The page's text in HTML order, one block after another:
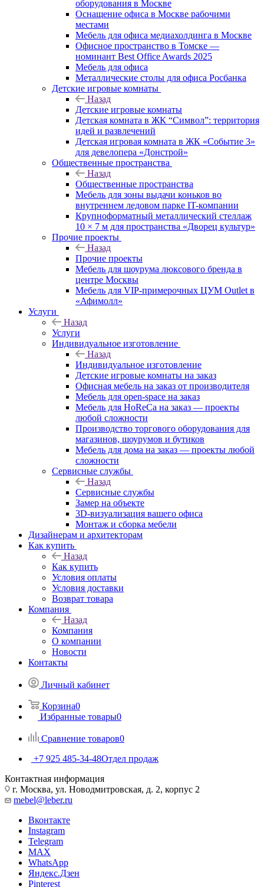
оборудования в Москве
Оснащение офиса в Москве рабочими
местами
Мебель для офиса медиахолдинга в Москве
Офисное пространство в Томске —
номинант Best Office Awards 2025
Мебель для офиса
Металлические столы для офиса Росбанка
Детские игровые комнаты
Назад
Детские игровые комнаты
Детская комната в ЖК “Символ”: территория
идей и развлечений
Детская игровая комната в ЖК «Событие 3»
для девелопера «Донстрой»
Общественные пространства
Назад
Общественные пространства
Мебель для зоны выдачи коньков во
внутреннем ледовом парке IT-компании
Крупноформатный металлический стеллаж
10 × 7 м для пространства «Дворец культур»
Прочие проекты
Назад
Прочие проекты
Мебель для шоурума люксового бренда в
центре Москвы
Мебель для VIP-примерочных ЦУМ Outlet в
«Афимолл»
Услуги
Назад
Услуги
Индивидуальное изготовление
Назад
Индивидуальное изготовление
Детские игровые комнаты на заказ
Офисная мебель на заказ от производителя
Мебель для open-space на заказ
Мебель для HoReCa на заказ — проекты
любой сложности
Производство торгового оборудования для
магазинов, шоурумов и бутиков
Мебель для дома на заказ — проекты любой
сложности
Сервисные службы
Назад
Сервисные службы
Замер на объекте
3D-визуализация вашего офиса
Монтаж и сборка мебели
Дизайнерам и архитекторам
Как купить
Назад
Как купить
Условия оплаты
Условия доставки
Возврат товара
Компания
Назад
Компания
О компании
Новости
Контакты
Личный кабинет
Корзина0
Избранные товары0
Сравнение товаров0
+7 925 485-34-48Отдел продаж
Контактная информация
г. Москва, ул. Новодмитровская, д. 2, корпус 2
mebel@leber.ru
Вконтакте
Instagram
Telegram
MAX
WhatsApp
Яндекс.Дзен
Pinterest